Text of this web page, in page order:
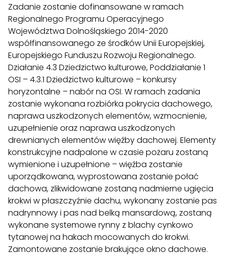
Zadanie zostanie dofinansowane w ramach
Regionalnego Programu Operacyjnego
Województwa Dolnośląskiego 2014-2020
współfinansowanego ze środków Unii Europejskiej,
Europejskiego Funduszu Rozwoju Regionalnego.
Działanie 4.3 Dziedzictwo kulturowe, Poddziałanie 1
OSI – 4.3.1 Dziedzictwo kulturowe – konkursy
horyzontalne – nabór na OSI. W ramach zadania
zostanie wykonana rozbiórka pokrycia dachowego,
naprawa uszkodzonych elementów, wzmocnienie,
uzupełnienie oraz naprawa uszkodzonych
drewnianych elementów więźby dachowej. Elementy
konstrukcyjne nadpalone w czasie pożaru zostaną
wymienione i uzupełnione – więźba zostanie
uporządkowana, wyprostowana zostanie połać
dachowa, zlikwidowane zostaną nadmierne ugięcia
krokwi w płaszczyźnie dachu, wykonany zostanie pas
nadrynnowy i pas nad belką mansardową, zostaną
wykonane systemowe rynny z blachy cynkowo
tytanowej na hakach mocowanych do krokwi.
Zamontowane zostanie brakujące okno dachowe.